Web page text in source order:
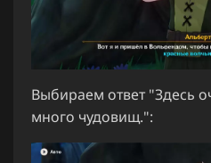
Выбираем ответ "Здесь
много чудовищ.":